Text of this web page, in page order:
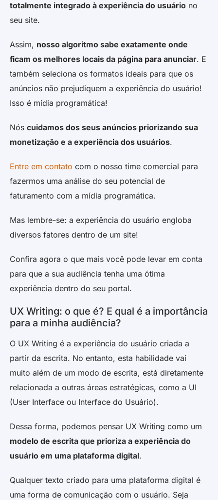
totalmente integrado à experiência do usuário no
seu site.
Assim, nosso algoritmo sabe exatamente onde
ficam os melhores locais da página para anunciar. E
também seleciona os formatos ideais para que os
anúncios não prejudiquem a experiência do usuário!
Isso é mídia programática!
Nós cuidamos dos seus anúncios priorizando sua
monetização e a experiência dos usuários.
Entre em contato com o nosso time comercial para
fazermos uma análise do seu potencial de
faturamento com a mídia programática.
Mas lembre-se: a experiência do usuário engloba
diversos fatores dentro de um site!
Confira agora o que mais você pode levar em conta
para que a sua audiência tenha uma ótima
experiência dentro do seu portal.
UX Writing: o que é? E qual é a importância
para a minha audiência?
O UX Writing é a experiência do usuário criada a
partir da escrita. No entanto, esta habilidade vai
muito além de um modo de escrita, está diretamente
relacionada a outras áreas estratégicas, como a UI
(User Interface ou Interface do Usuário).
Dessa forma, podemos pensar UX Writing como um
modelo de escrita que prioriza a experiência do
usuário em uma plataforma digital.
Qualquer texto criado para uma plataforma digital é
uma forma de comunicação com o usuário. Seja